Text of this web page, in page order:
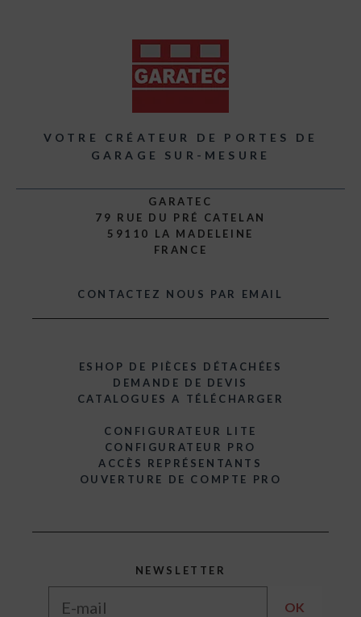
VOTRE CRÉATEUR DE PORTES DE
GARAGE SUR-MESURE
GARATEC
79 RUE DU PRÉ CATELAN
59110 LA MADELEINE
FRANCE
CONTACTEZ NOUS PAR EMAIL
ESHOP DE PIÈCES DÉTACHÉES
DEMANDE DE DEVIS
CATALOGUES A TÉLÉCHARGER
CONFIGURATEUR LITE
CONFIGURATEUR PRO
ACCÈS REPRÉSENTANTS
OUVERTURE DE COMPTE PRO
NEWSLETTER